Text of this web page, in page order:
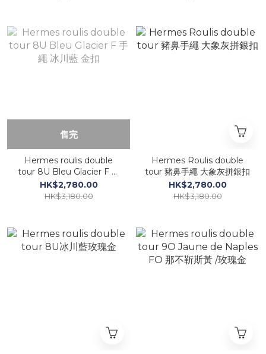
售完
Hermes roulis double
tour 8U Bleu Glacier F 手
繩 冰川藍 金扣
HK$2,780.00
HK$3,180.00
Hermes Roulis double
tour 豬鼻手繩 大象灰拼銀扣
HK$2,780.00
HK$3,180.00